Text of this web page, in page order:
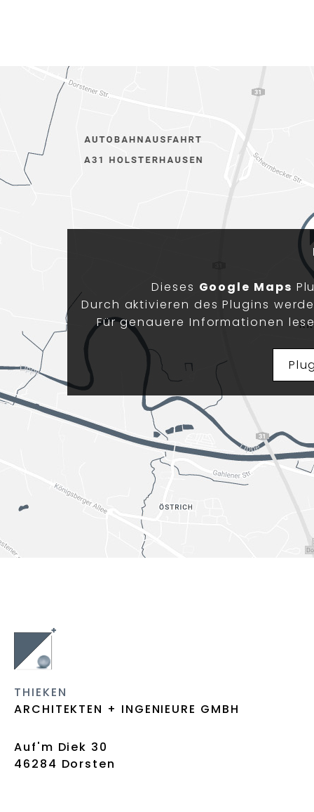
Dieses Google Maps
Durch aktivieren des Plugins
Für genauere Informationen
THIEKEN
ARCHITEKTEN + INGENIEURE GMBH
Auf'm Diek 30
46284 Dorsten